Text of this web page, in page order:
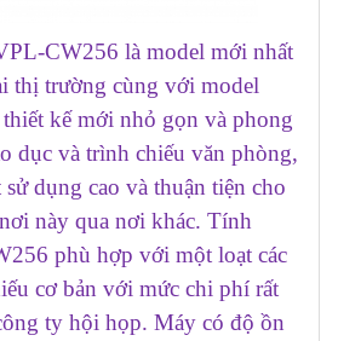
CW256 là model mới nhất
thị trường cùng với model
kế mới nhỏ gọn và phong
dục và trình chiếu văn phòng,
dụng cao và thuận tiện cho
này qua nơi khác. Tính
phù hợp với một loạt các
cơ bản với mức chi phí rất
ty hội họp. Máy có độ ồn